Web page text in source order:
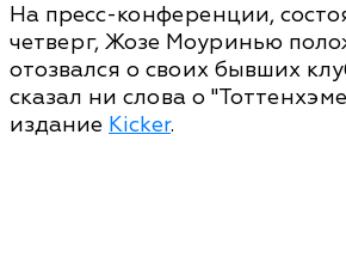
На пресс-конференции,
четверг, Жозе Моуринью
отозвался о своих бывших
сказал ни слова о
издание Kicker.